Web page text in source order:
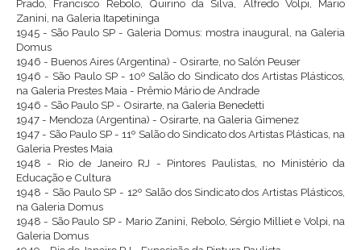
Prado, Francisco Rebolo, Quirino da Silva, Alfredo Volpi, Mario
Zanini, na Galeria Itapetininga
1945 - São Paulo SP - Galeria Domus: mostra inaugural, na Galeria
Domus
1946 - Buenos Aires (Argentina) - Osirarte, no Salón Peuser
1946 - São Paulo SP - 10º Salão do Sindicato dos Artistas Plásticos,
na Galeria Prestes Maia - Prêmio Mário de Andrade
1946 - São Paulo SP - Osirarte, na Galeria Benedetti
1947 - Mendoza (Argentina) - Osirarte, na Galeria Gimenez
1947 - São Paulo SP - 11º Salão do Sindicato dos Artistas Plásticas, na
Galeria Prestes Maia
1948 - Rio de Janeiro RJ - Pintores Paulistas, no Ministério da
Educação e Cultura
1948 - São Paulo SP - 12º Salão dos Sindicato dos Artistas Plásticos,
na Galeria Domus
1948 - São Paulo SP - Mario Zanini, Rebolo, Sérgio Milliet e Volpi, na
Galeria Domus